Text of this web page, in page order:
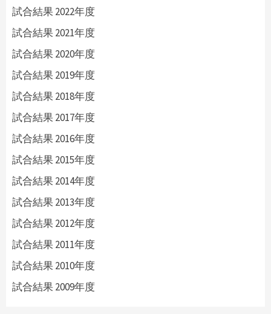
試合結果 2022年度
試合結果 2021年度
試合結果 2020年度
試合結果 2019年度
試合結果 2018年度
試合結果 2017年度
試合結果 2016年度
試合結果 2015年度
試合結果 2014年度
試合結果 2013年度
試合結果 2012年度
試合結果 2011年度
試合結果 2010年度
試合結果 2009年度